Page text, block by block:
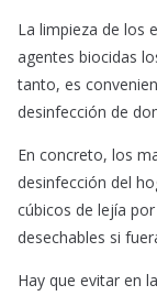
La limpieza de los
agentes biocidas
tanto, es
desinfección de
En concreto, los
desinfección del
cúbicos de lejía
desechables si
Hay que evitar en